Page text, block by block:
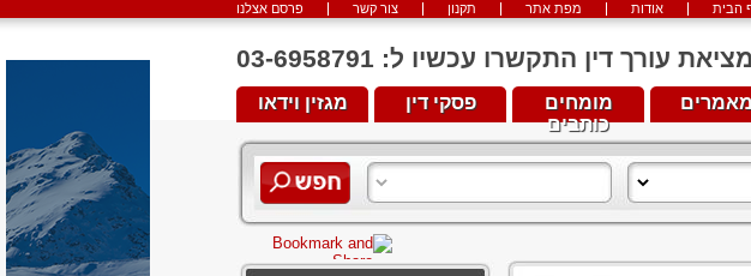
פרסם אצלנו צור קשר תקנון מפת אתר אודות הבית
עורך דין התקשרו עכשיו ל: 03-6958791
מגזין וידאו פסקי דין
מומחים
כותבים